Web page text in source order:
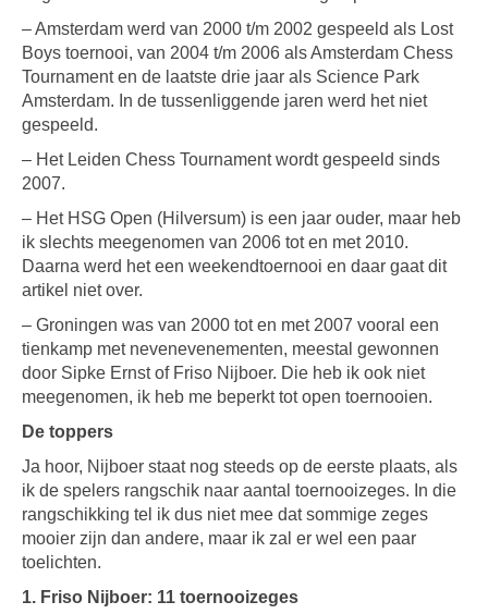
– Amsterdam werd van 2000 t/m 2002 gespeeld als Lost
Boys toernooi, van 2004 t/m 2006 als Amsterdam Chess
Tournament en de laatste drie jaar als Science Park
Amsterdam. In de tussenliggende jaren werd het niet
gespeeld.
– Het Leiden Chess Tournament wordt gespeeld sinds
2007.
– Het HSG Open (Hilversum) is een jaar ouder, maar heb
ik slechts meegenomen van 2006 tot en met 2010.
Daarna werd het een weekendtoernooi en daar gaat dit
artikel niet over.
– Groningen was van 2000 tot en met 2007 vooral een
tienkamp met nevenevenementen, meestal gewonnen
door Sipke Ernst of Friso Nijboer. Die heb ik ook niet
meegenomen, ik heb me beperkt tot open toernooien.
De toppers
Ja hoor, Nijboer staat nog steeds op de eerste plaats, als
ik de spelers rangschik naar aantal toernooizeges. In die
rangschikking tel ik dus niet mee dat sommige zeges
mooier zijn dan andere, maar ik zal er wel een paar
toelichten.
1. Friso Nijboer: 11 toernooizeges